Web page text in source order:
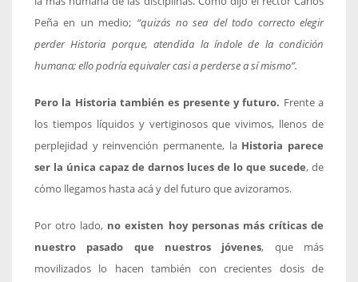
Peña en un medio; “quizás no sea del todo correcto elegir
perder Historia porque, atendida la índole de la condición
humana; ello podría equivaler casi a perderse a sí mismo”.
Pero la Historia también es presente y futuro. Frente a
los tiempos líquidos y vertiginosos que vivimos, llenos de
perplejidad y reinvención permanente, la Historia parece
ser la única capaz de darnos luces de lo que sucede, de
cómo llegamos hasta acá y del futuro que avizoramos.
Por otro lado, no existen hoy personas más críticas de
nuestro pasado que nuestros jóvenes, que más
movilizados lo hacen también con crecientes dosis de